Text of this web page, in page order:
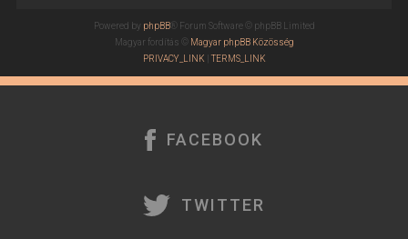
Powered by phpBB® Forum Software © phpBB Limited
Magyar fordítás © Magyar phpBB Közösség
PRIVACY_LINK |TERMS_LINK
FACEBOOK
TWITTER